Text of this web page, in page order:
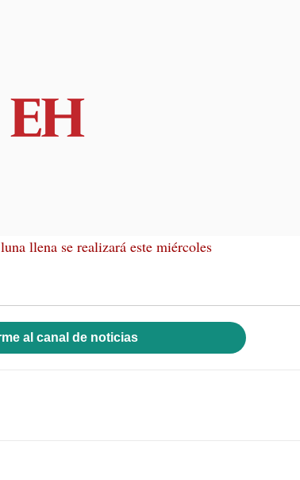
llena se realizará este miércoles
al canal de noticias